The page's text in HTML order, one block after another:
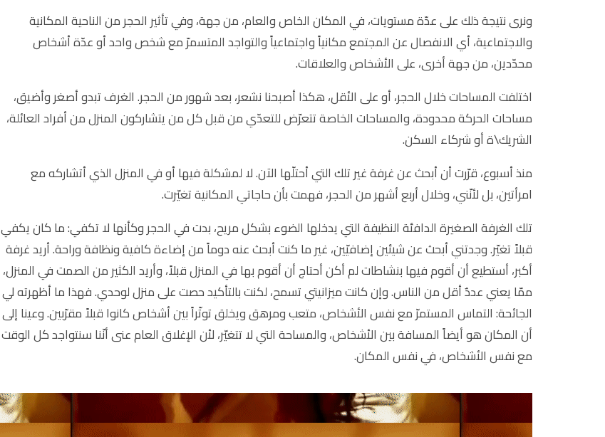
ونرى نتيجة ذلك على عدّة مستويات، في المكان الخاص والعام، من جهة، وفي تأثير الحجر من الناحية المكانية
والاجتماعية، أي الانفصال عن المجتمع مكانياً واجتماعياً والتواجد المتسمرّ مع شخص واحد أو عدّة أشخاص
محدّدين، من جهة أخرى، على الأشخاص والعلاقات.
اختلفت المساحات خلال الحجر، أو على الأقل، هكذا أصبحنا نشعر، بعد شهور من الحجر. الغرف تبدو أصغر وأضيق،
مساحات الحركة محدودة، والمساحات الخاصة تتعرّض للتعدّي من قبل كل من يتشاركون المنزل من أفراد العائلة،
الشريك\ة أو شركاء السكن.
منذ أسبوع، قرّرت أن أبحث عن غرفة غير تلك التي أحتلّها الآن. لا لمشكلة فيها أو في المنزل الذي أتشاركه مع
امرأتين، بل لأنّني، وخلال أربع أشهر من الحجر، فهمت بأن حاجاتي المكانية تغيّرت.
تلك الغرفة الصغيرة الدافئة النظيفة التي يدخلها الضوء بشكل مريح، بدت في الحجر وكأنها لا تكفي: ما كان يكفي
قبلاً تغيّر. وجدتني أبحث عن شيئين إضافيّين، غير ما كنت أبحث عنه دوماً من إضاءة كافية ونظافة وراحة. أريد غرفة
أكبر، أستطيع أن أقوم فيها بنشاطات لم أكن أحتاج أن أقوم بها في المنزل قبلاً، وأريد الكثير من الصمت في المنزل،
ممّا يعني عددٌ أقل من الناس. وإن كانت ميزانيتي تسمح، لكنت بالتأكيد حصت على منزل لوحدي. فهذا ما أظهرته لي
الجائحة: التماس المستمرّ مع نفس الأشخاص، متعب ومرهق ويخلق توتّراً بين أشخاص كانوا قبلاً مقرّبين. وعينا إلى
أن المكان هو أيضاً المسافة بين الأشخاص، والمساحة التي لا تتغيّر، لأن الإغلاق العام عنى أنّنا سنتواجد كل الوقت
مع نفس الأشخاص، في نفس المكان.